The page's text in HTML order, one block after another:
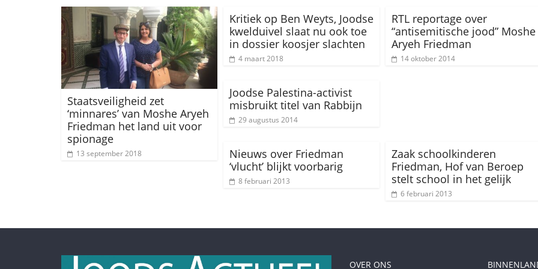
Staatsveiligheid zet
‘minnares’ van Moshe Aryeh
Friedman het land uit voor
spionage
13 september 2018
Kritiek op Ben Weyts, Joodse
kwelduivel slaat nu ook toe
in dossier koosjer slachten
4 maart 2018
RTL reportage over
“antisemitische jood” Moshe
Aryeh Friedman
14 oktober 2014
Joodse Palestina-activist
misbruikt titel van Rabbijn
29 augustus 2014
Nieuws over Friedman
‘vlucht’ blijkt voorbarig
8 februari 2013
Zaak schoolkinderen
Friedman, Hof van Beroep
stelt school in het gelijk
6 februari 2013
OVER ONS